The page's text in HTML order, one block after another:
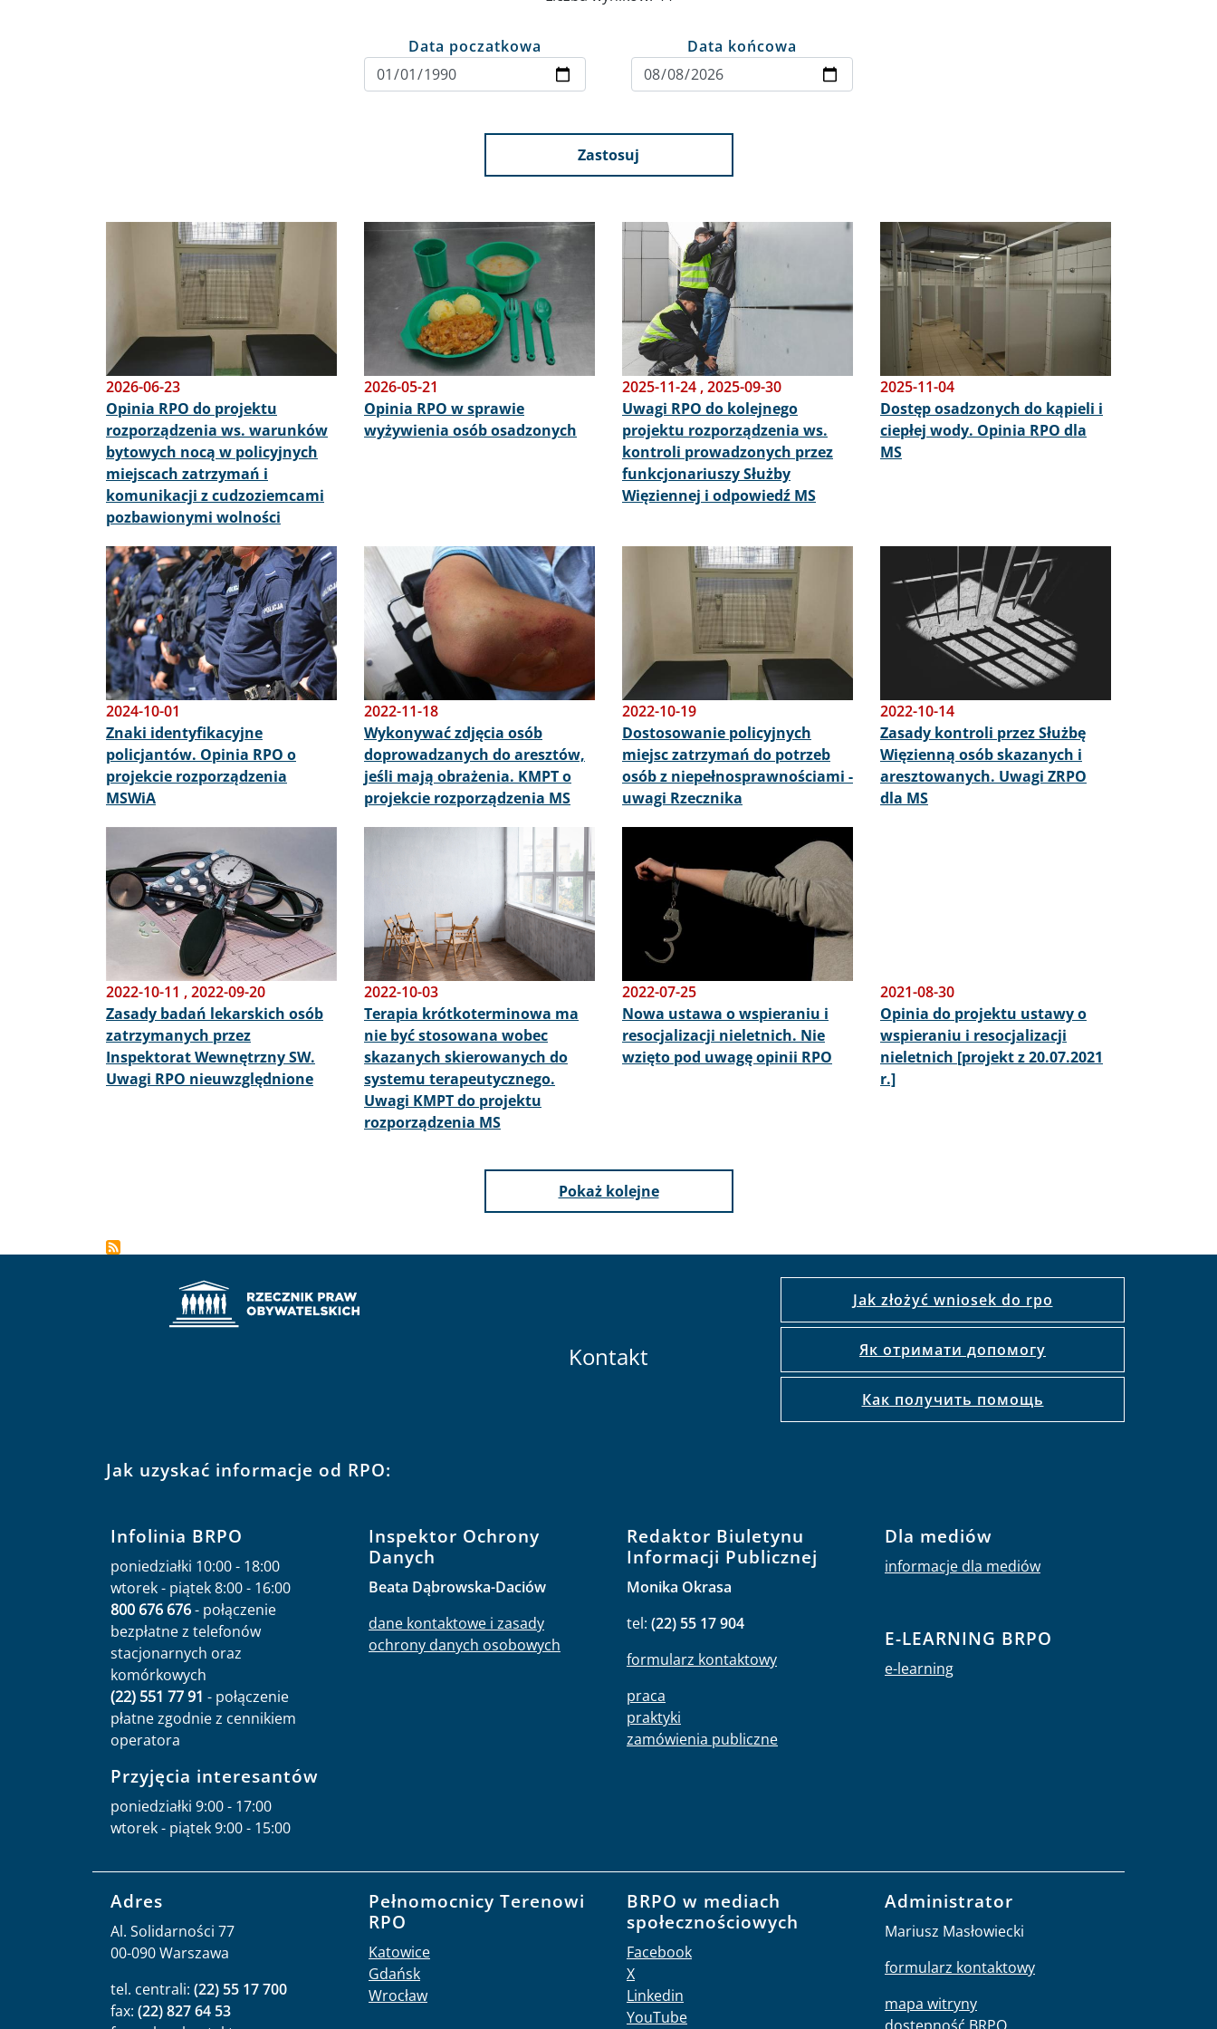
Data poczatkowa Data końcowa
Zastosuj
2026-06-23
Opinia RPO do projektu
rozporządzenia ws. warunków
bytowych nocą w policyjnych
miejscach zatrzymań i
komunikacji z cudzoziemcami
pozbawionymi wolności
Obraz
2026-05-21
Opinia RPO w sprawie
wyżywienia osób osadzonych
Obraz
2025-11-24 ,2025-09-30
Uwagi RPO do kolejnego
projektu rozporządzenia ws.
kontroli prowadzonych przez
funkcjonariuszy Służby
Więziennej i odpowiedź MS
Obraz
2025-11-04
Dostęp osadzonych do kąpieli i
ciepłej wody. Opinia RPO dla
MS
Obraz
2024-10-01
Znaki identyfikacyjne
policjantów. Opinia RPO o
projekcie rozporządzenia
MSWiA
Obraz
2022-11-18
Wykonywać zdjęcia osób
doprowadzanych do aresztów,
jeśli mają obrażenia. KMPT o
projekcie rozporządzenia MS
2022-10-19
Dostosowanie policyjnych
miejsc zatrzymań do potrzeb
osób z niepełnosprawnościami -
uwagi Rzecznika
2022-10-14
Zasady kontroli przez Służbę
Więzienną osób skazanych i
aresztowanych. Uwagi ZRPO
dla MS
2022-10-11 ,2022-09-20
Zasady badań lekarskich osób
zatrzymanych przez
Inspektorat Wewnętrzny SW.
Uwagi RPO nieuwzględnione
2022-10-03
Terapia krótkoterminowa ma
nie być stosowana wobec
skazanych skierowanych do
systemu terapeutycznego.
Uwagi KMPT do projektu
rozporządzenia MS
2022-07-25
Nowa ustawa o wspieraniu i
resocjalizacji nieletnich. Nie
wzięto pod uwagę opinii RPO
2021-08-30
Opinia do projektu ustawy o
wspieraniu i resocjalizacji
nieletnich [projekt z 20.07.2021
r.]
Pokaż kolejne
Kontakt
Jak złożyć wniosek do rpo
Як отримати допомогу
Как получить помощь
Jak uzyskać informacje od RPO:
Infolinia BRPO
poniedziałki 10:00 - 18:00
wtorek - piątek 8:00 - 16:00
800 676 676- połączenie
bezpłatne z telefonów
stacjonarnych oraz
komórkowych
(22) 551 77 91 - połączenie
płatne zgodnie z cennikiem
operatora
Przyjęcia interesantów
poniedziałki 9:00 - 17:00
wtorek - piątek 9:00 - 15:00
Inspektor Ochrony
Danych
Beata Dąbrowska-Daciów
dane kontaktowe i zasady
ochrony danych osobowych
Redaktor Biuletynu
Informacji Publicznej
Monika Okrasa
tel: (22) 55 17 904
formularz kontaktowy
praca
praktyki
zamówienia publiczne
Dla mediów
informacje dla mediów
E-LEARNING BRPO
e-learning
Adres
Al. Solidarności 77
00-090 Warszawa
tel. centrali: (22) 55 17 700
fax: (22) 827 64 53
Pełnomocnicy Terenowi
RPO
Katowice
Gdańsk
Wrocław
BRPO w mediach
społecznościowych
Facebook
X
Linkedin
YouTube
Administrator
Mariusz Masłowiecki
formularz kontaktowy
mapa witryny